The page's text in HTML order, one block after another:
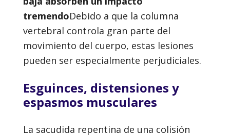
tremendoDebido a que la columna
vertebral controla gran parte del
movimiento del cuerpo, estas lesiones
pueden ser especialmente perjudiciales.
Esguinces, distensiones y
espasmos musculares
La sacudida repentina de una colisión